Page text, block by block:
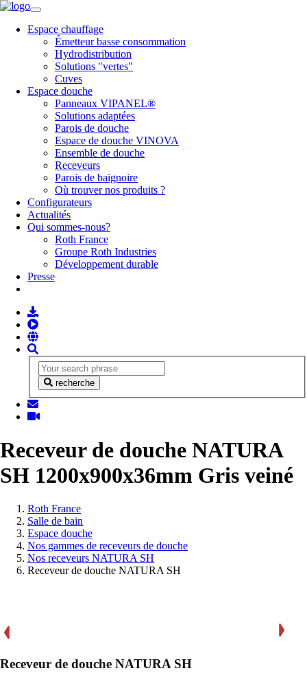
Espace chauffage
Émetteur basse consommation
Hydrodistribution
Solutions "vertes"
Cuves
Espace douche
Panneaux VIPANEL®
Solutions adaptées
Parois de douche
Espace de douche VINOVA
Ensemble de douche
Receveurs
Parois de baignoire
Où trouver nos produits ?
Configurateurs
Actualités
Qui sommes-nous?
Roth France
Groupe Roth Industries
Développement durable
Presse
recherche
Receveur de douche NATURA
SH 1200x900x36mm Gris veiné
Vous
Roth France
Salle de bain
Espace douche
Nos gammes de receveurs de douche
Nos receveurs NATURA SH
Receveur de douche NATURA SH
Receveur de douche NATURA SH